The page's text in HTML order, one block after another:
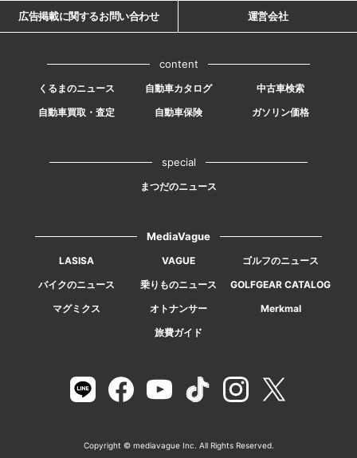
広告掲載に関するお問い合わせ 運営会社
content
くるまのニュース 自動車カタログ
中古車検索
自動車買取・査定
自動車保険 ガソリン価格
special
まつだのニュース
MediaVague
LASISA VAGUE
ゴルフのニュース
バイクのニュース
乗りものニュース
GOLFGEAR CATALOG
マグミクス
オトナンサー
Merkmal
旅費ガイド
Copyright © mediavague Inc. All Rights Reserved.